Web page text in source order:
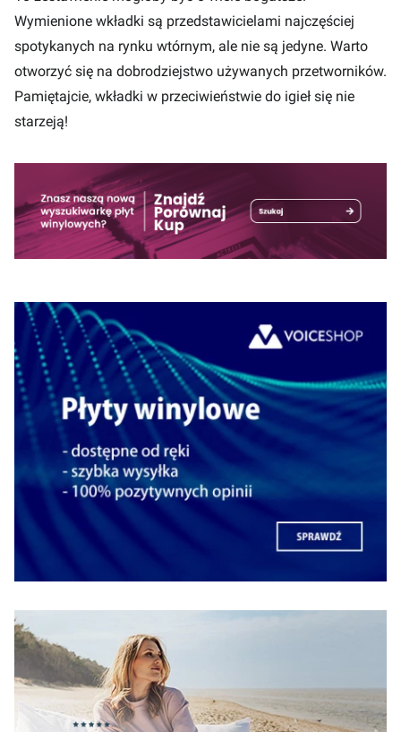
Wymienione wkładki są przedstawicielami najczęściej
spotykanych na rynku wtórnym, ale nie są jedyne. Warto
otworzyć się na dobrodziejstwo używanych przetworników.
Pamiętajcie, wkładki w przeciwieństwie do igieł się nie
starzeją!